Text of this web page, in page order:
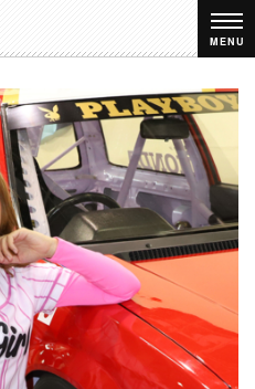
MENU